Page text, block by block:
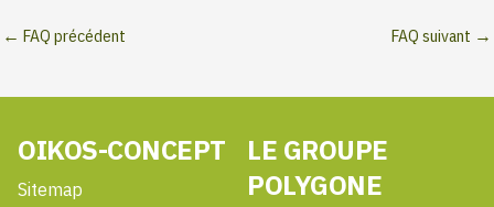
← FAQ précédent FAQ suivant →
OIKOS-CONCEPT
Sitemap
LE GROUPE
POLYGONE